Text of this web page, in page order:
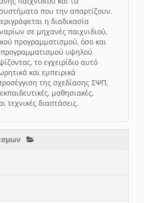
που την απαρτίζουν.
η διαδικασία
σε μηχανές παιχνιδιού,
προγραμματισμού, όσο και
υψηλού
το εγχειρίδιο αυτό
και εμπειρικά
της σχεδίασης ΣΨΠ,
μαθησιακές,
τεχνικές διαστάσεις.